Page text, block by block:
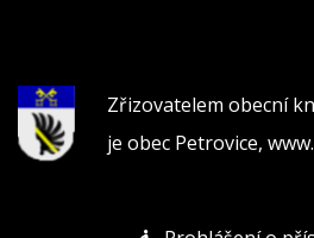
Zřizovatelem obecní
je obec Petrovice,